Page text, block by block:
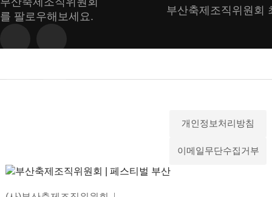
를 팔로우해보세요.
부산축제조직위원회
개인정보처리방침
이메일무단수집거부